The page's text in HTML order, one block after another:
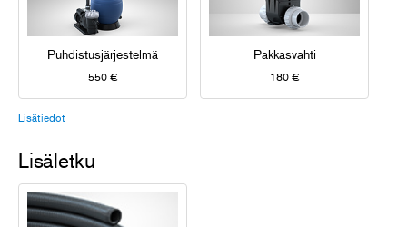
Puhdistusjärjestelmä
550 €
Pakkasvahti
180 €
Lisätiedot
Lisäletku